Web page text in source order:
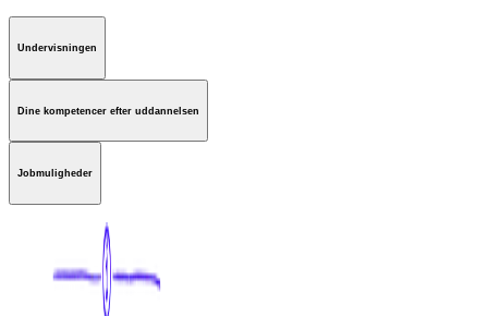
Undervisningen
Dine kompetencer efter uddannelsen
Jobmuligheder